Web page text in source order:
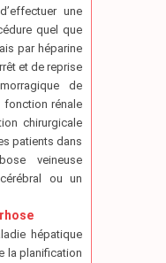
une
quel que
par héparine
et de reprise
de
fonction rénale
chirurgicale
patients dans
veineuse
ou un
hépatique
la planification